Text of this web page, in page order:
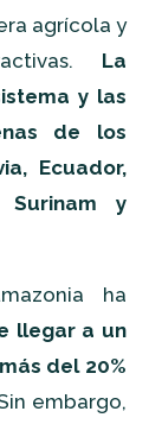
agrícola y
La
y las
de los
Ecuador,
Surinam y
ha
llegar a un
del 20%
embargo,